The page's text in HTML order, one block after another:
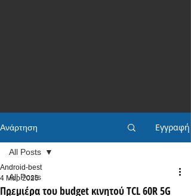
Ανάρτηση Εγγραφή
All Posts
All Posts
Πρεμιέρα του budget κινητού TCL 60R 5G
Android-best
4 Μαρ 2025